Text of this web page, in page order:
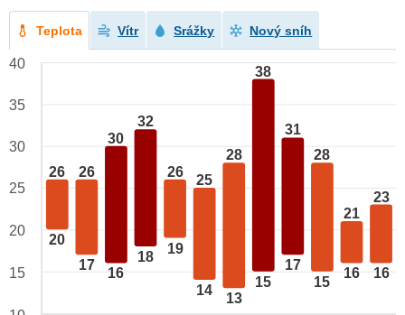
Teplota Vítr Srážky Nový sníh
26
20
26
17
30
16
32
18
26
19
25
14
28
13
38
15
31
17
28
15
21
16
23
16
40
35
30
25
20
15